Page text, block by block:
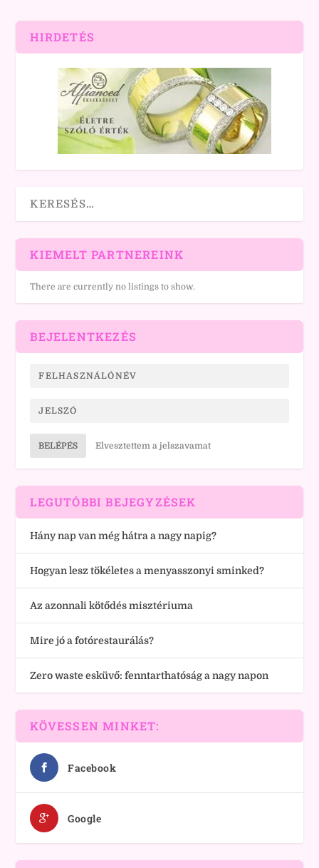
HIRDETÉS
KIEMELT PARTNEREINK
There are currently no listings to show.
BEJELENTKEZÉS
BELÉPÉS Elvesztettem a jelszavamat
LEGUTÓBBI BEJEGYZÉSEK
Hány nap van még hátra a nagy napig?
Hogyan lesz tökéletes a menyasszonyi sminked?
Az azonnali kötődés misztériuma
Mire jó a fotórestaurálás?
Zero waste esküvő: fenntarthatóság a nagy napon
KÖVESSEN MINKET:
Facebook
Google